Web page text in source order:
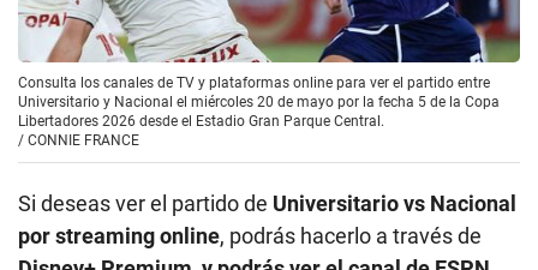
Consulta los canales de TV y plataformas online para ver el partido entre
Universitario y Nacional el miércoles 20 de mayo por la fecha 5 de la Copa
Libertadores 2026 desde el Estadio Gran Parque Central.
/ CONNIE FRANCE
Si deseas ver el partido de Universitario vs Nacional
por streaming online, podrás hacerlo a través de